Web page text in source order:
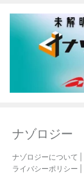
ナゾロジー
ナゾロジーについて
ライバシーポリシー